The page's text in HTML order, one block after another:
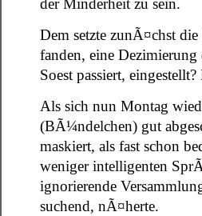
Dem setzte zunÃ¤chst
fanden, eine
Soest passiert,
Als sich nun Montag
(BÃ¼ndelchen) gut
maskiert, als fast schon
weniger intelligenten
ignorierende
suchend, nÃ¤herte.